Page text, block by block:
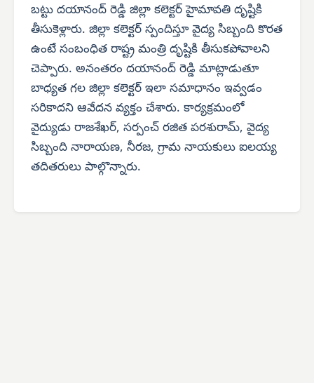
బట్టు దయానంద్ రెడ్డి జిల్లా కలెక్టర్ హైమావతి దృష్టికి
తీసుకెళ్లారు. జిల్లా కలెక్టర్ స్పందిస్తూ వైద్య సిబ్బంది కొరత
ఉంటే సంబంధిత రాష్ట్ర మంత్రి దృష్టికి తీసుకపోవాలని
చెప్పారు. అనంతరం దయానంద్ రెడ్డి మాట్లాడుతూ
బాధ్యత గల జిల్లా కలెక్టర్ ఇలా సమాధానం ఇవ్వడం
సరికాదని ఆవేదన వ్యక్తం చేశారు. కార్యక్రమంలో
వైద్యుడు రాజశేఖర్, సర్పంచ్ రజిత పరశురామ్, వైద్య
సిబ్బంది నారాయణ, నీరజ, గ్రామ నాయకులు ఐలయ్య
తదితరులు పాల్గొన్నారు.